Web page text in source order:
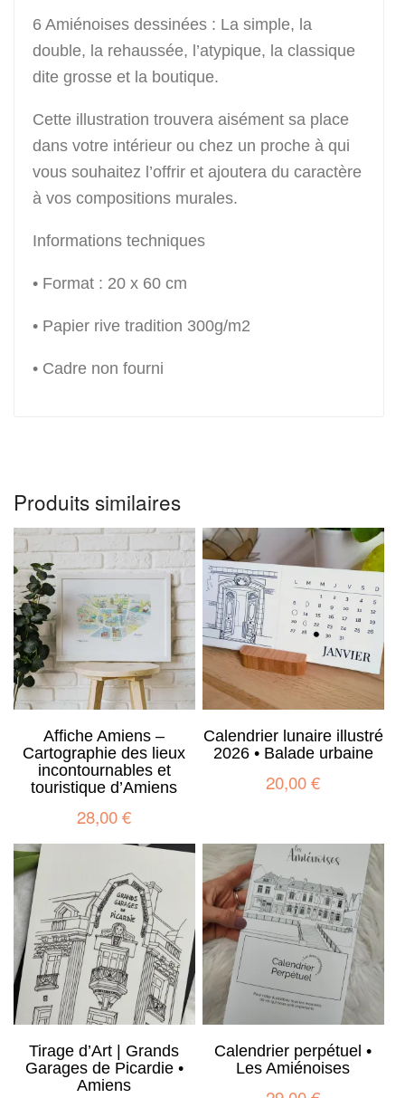
6 Amiénoises dessinées : La simple, la
double, la rehaussée, l’atypique, la classique
dite grosse et la boutique.
Cette illustration trouvera aisément sa place
dans votre intérieur ou chez un proche à qui
vous souhaitez l’offrir et ajoutera du caractère
à vos compositions murales.
Informations techniques
• Format : 20 x 60 cm
• Papier rive tradition 300g/m2
• Cadre non fourni
Produits similaires
Affiche Amiens –
Cartographie des lieux
incontournables et
touristique d’Amiens
28,00€
Calendrier lunaire illustré
2026 • Balade urbaine
20,00€
Tirage d’Art | Grands
Garages de Picardie •
Amiens
Calendrier perpétuel •
Les Amiénoises